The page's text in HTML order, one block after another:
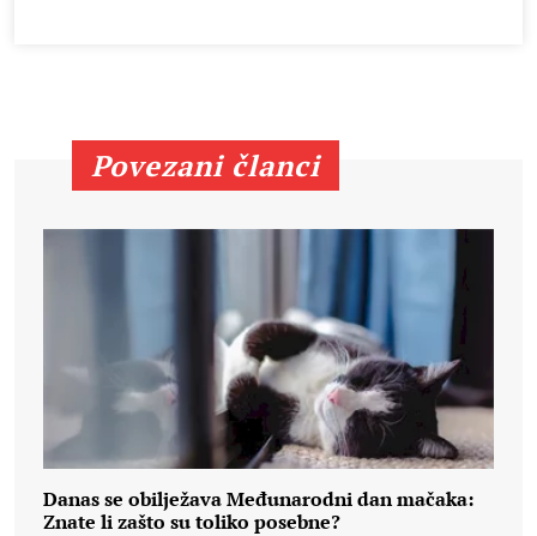
Povezani članci
Danas se obilježava Međunarodni dan mačaka:
Znate li zašto su toliko posebne?